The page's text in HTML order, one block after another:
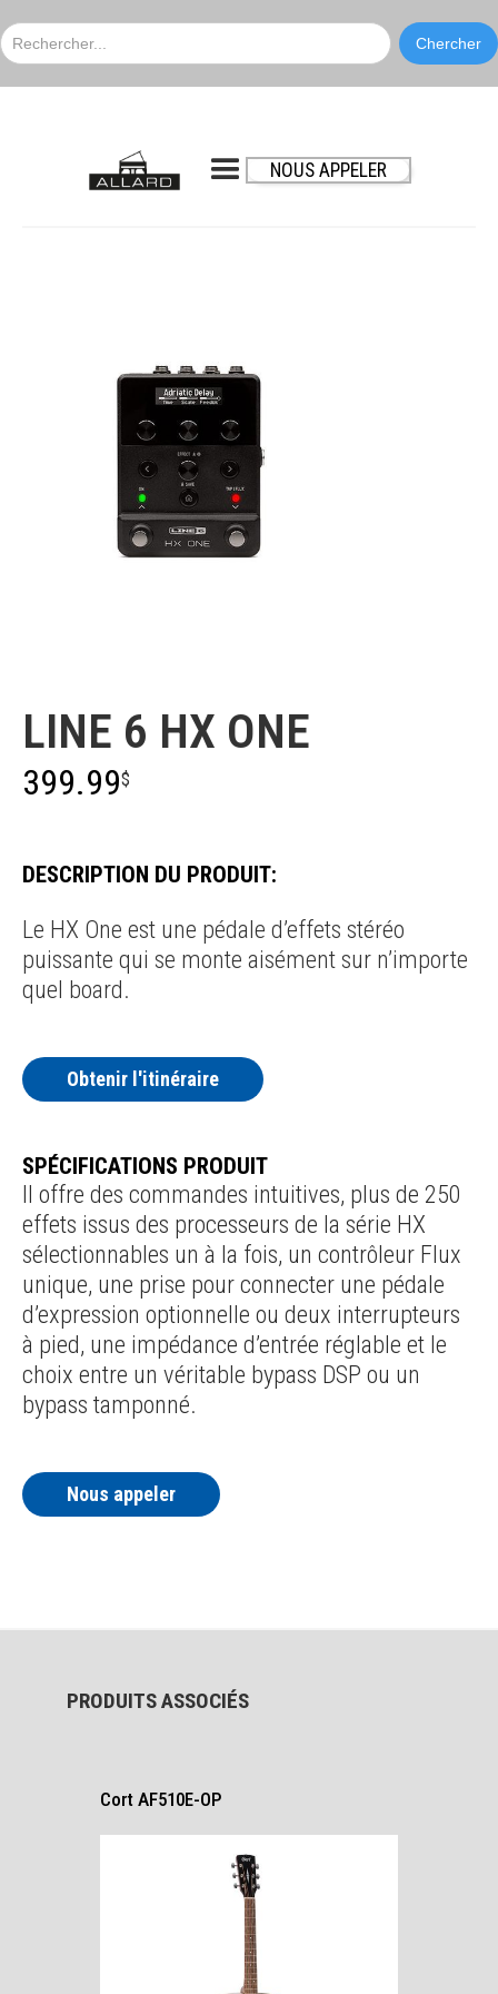
NOUS APPELER
LINE 6 HX ONE
399.99$
DESCRIPTION DU PRODUIT:
Le HX One est une pédale d’effets stéréo
puissante qui se monte aisément sur n’importe
quel board.
Obtenir l'itinéraire
SPÉCIFICATIONS PRODUIT
Il offre des commandes intuitives, plus de 250
effets issus des processeurs de la série HX
sélectionnables un à la fois, un contrôleur Flux
unique, une prise pour connecter une pédale
d’expression optionnelle ou deux interrupteurs
à pied, une impédance d’entrée réglable et le
choix entre un véritable bypass DSP ou un
bypass tamponné.
Nous appeler
PRODUITS ASSOCIÉS
Cort AF510E-OP